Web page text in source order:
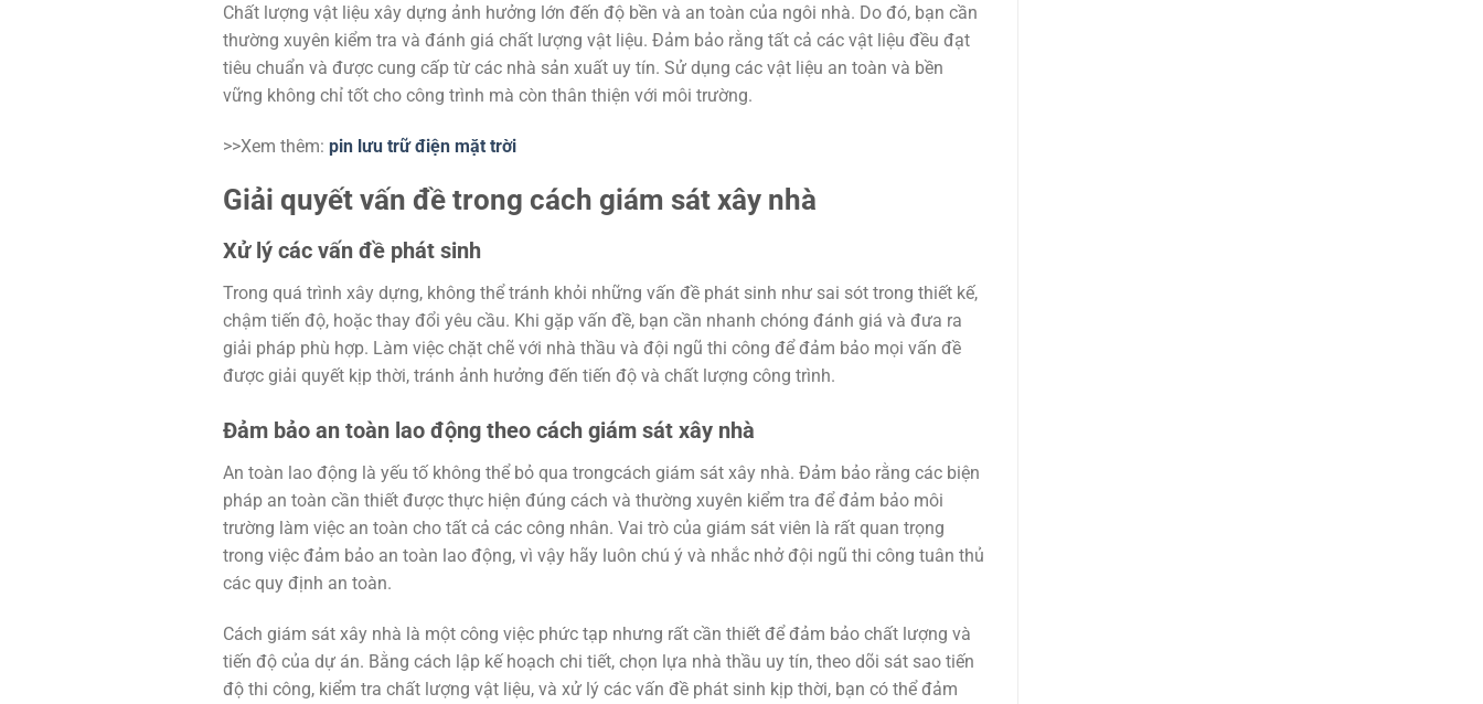
Chất lượng vật liệu xây dựng ảnh hưởng lớn đến độ bền và an toàn của ngôi nhà. Do đó, bạn cần
thường xuyên kiểm tra và đánh giá chất lượng vật liệu. Đảm bảo rằng tất cả các vật liệu đều đạt
tiêu chuẩn và được cung cấp từ các nhà sản xuất uy tín. Sử dụng các vật liệu an toàn và bền
vững không chỉ tốt cho công trình mà còn thân thiện với môi trường.
>>Xem thêm: pin lưu trữ điện mặt trời
Giải quyết vấn đề trong cách giám sát xây nhà
Xử lý các vấn đề phát sinh
Trong quá trình xây dựng, không thể tránh khỏi những vấn đề phát sinh như sai sót trong thiết kế,
chậm tiến độ, hoặc thay đổi yêu cầu. Khi gặp vấn đề, bạn cần nhanh chóng đánh giá và đưa ra
giải pháp phù hợp. Làm việc chặt chẽ với nhà thầu và đội ngũ thi công để đảm bảo mọi vấn đề
được giải quyết kịp thời, tránh ảnh hưởng đến tiến độ và chất lượng công trình.
Đảm bảo an toàn lao động theo cách giám sát xây nhà
An toàn lao động là yếu tố không thể bỏ qua trongcách giám sát xây nhà. Đảm bảo rằng các biện
pháp an toàn cần thiết được thực hiện đúng cách và thường xuyên kiểm tra để đảm bảo môi
trường làm việc an toàn cho tất cả các công nhân. Vai trò của giám sát viên là rất quan trọng
trong việc đảm bảo an toàn lao động, vì vậy hãy luôn chú ý và nhắc nhở đội ngũ thi công tuân thủ
các quy định an toàn.
Cách giám sát xây nhà là một công việc phức tạp nhưng rất cần thiết để đảm bảo chất lượng và
tiến độ của dự án. Bằng cách lập kế hoạch chi tiết, chọn lựa nhà thầu uy tín, theo dõi sát sao tiến
độ thi công, kiểm tra chất lượng vật liệu, và xử lý các vấn đề phát sinh kịp thời, bạn có thể đảm